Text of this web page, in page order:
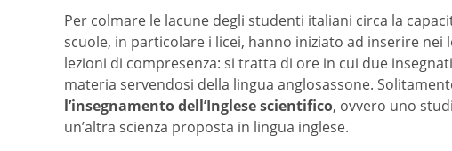
Per colmare le lacune degli studenti italiani circa la
scuole, in particolare i licei, hanno iniziato ad inserire
lezioni di compresenza: si tratta di ore in cui due
materia servendosi della lingua anglosassone.
l’insegnamento dell’Inglese scientifico, ovvero uno
un’altra scienza proposta in lingua inglese.